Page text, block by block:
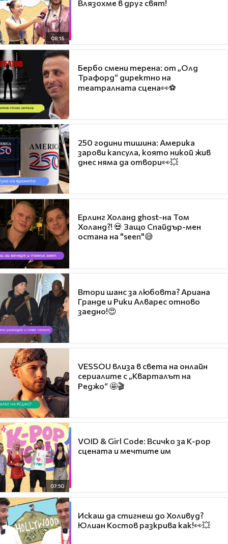
08:16
Влязохме в друг свят!
Бербо смени терена: от „Олд
Трафорд“ директно на
театралната сцена👀⚽
250 години тишина: Америка
зарови капсула, която никой жив
днес няма да отвори👀💥
Ерлинг Холанд ghost-на Том
Холанд?! 💀 Защо Спайдър-мен
остана на "seen"😅
Втори шанс за любовта? Ариана
Гранде и Рики Алварес отново
заедно!😍
VESSOU влиза в света на онлайн
сериалите с „Кварталът на
Реджо“ 🤩🎬
07:50
VOID & Girl Code: Всичко за K-pop
сцената и мечтите им
Искаш да стигнеш до Холивуд?
Юлиан Костов разкрива как!👀💥